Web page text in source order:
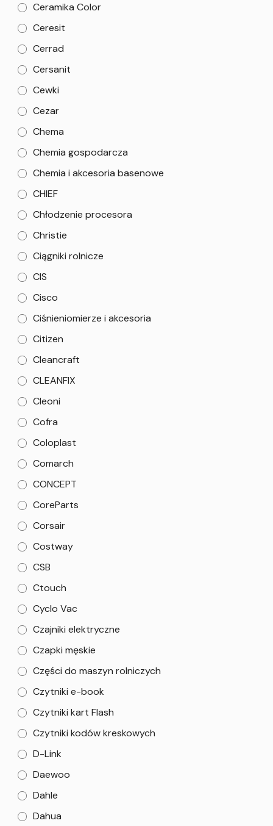
Ceramika Color
Ceresit
Cerrad
Cersanit
Cewki
Cezar
Chema
Chemia gospodarcza
Chemia i akcesoria basenowe
CHIEF
Chłodzenie procesora
Christie
Ciągniki rolnicze
CIS
Cisco
Ciśnieniomierze i akcesoria
Citizen
Cleancraft
CLEANFIX
Cleoni
Cofra
Coloplast
Comarch
CONCEPT
CoreParts
Corsair
Costway
CSB
Ctouch
Cyclo Vac
Czajniki elektryczne
Czapki męskie
Części do maszyn rolniczych
Czytniki e-book
Czytniki kart Flash
Czytniki kodów kreskowych
D-Link
Daewoo
Dahle
Dahua